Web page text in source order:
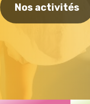
Nos activités